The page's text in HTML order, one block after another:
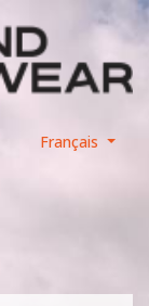
Français